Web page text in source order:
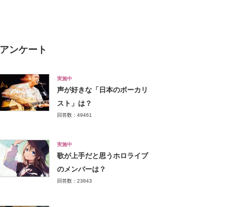
アンケート
実施中
声が好きな「日本のボーカリ
スト」は？
回答数：49461
実施中
歌が上手だと思うホロライブ
のメンバーは？
回答数：23843